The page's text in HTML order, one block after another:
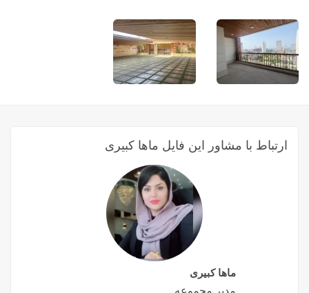
ارتباط با مشاور این فایل ماها کبیری
ماها کبیری